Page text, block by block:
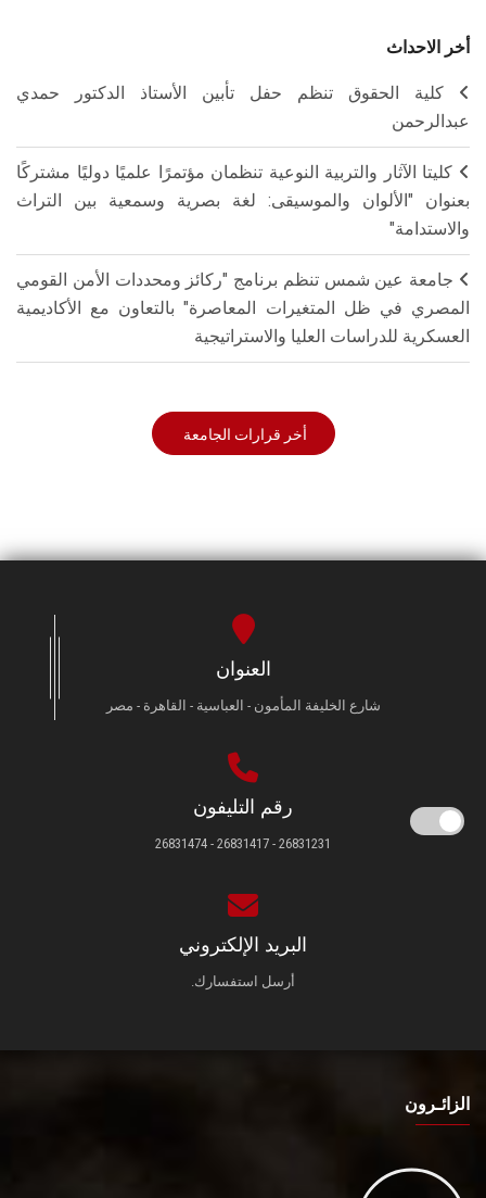
أخر الاحداث
كلية الحقوق تنظم حفل تأبين الأستاذ الدكتور حمدي
عبدالرحمن
كليتا الآثار والتربية النوعية تنظمان مؤتمرًا علميًا دوليًا مشتركًا
بعنوان "الألوان والموسيقى: لغة بصرية وسمعية بين التراث
والاستدامة"
جامعة عين شمس تنظم برنامج "ركائز ومحددات الأمن القومي
المصري في ظل المتغيرات المعاصرة" بالتعاون مع الأكاديمية
العسكرية للدراسات العليا والاستراتيجية
أخر قرارات الجامعة
العنوان
شارع الخليفة المأمون - العباسية - القاهرة - مصر
رقم التليفون
26831231 - 26831417 - 26831474
البريد الإلكتروني
أرسل استفسارك.
الزائـرون